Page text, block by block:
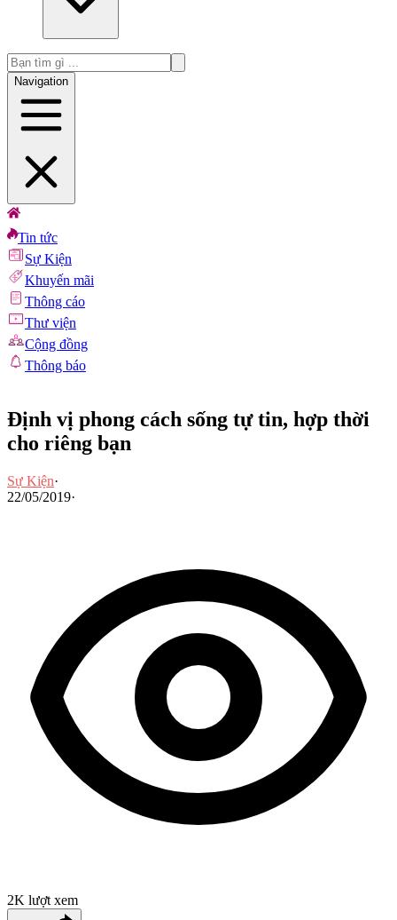
Navigation
Tin tức
Sự Kiện
Khuyến mãi
Thông cáo
Thư viện
Cộng đồng
Thông báo
Định vị phong cách sống tự tin, hợp thời
cho riêng bạn
Sự Kiện·
22/05/2019·
2K lượt xem